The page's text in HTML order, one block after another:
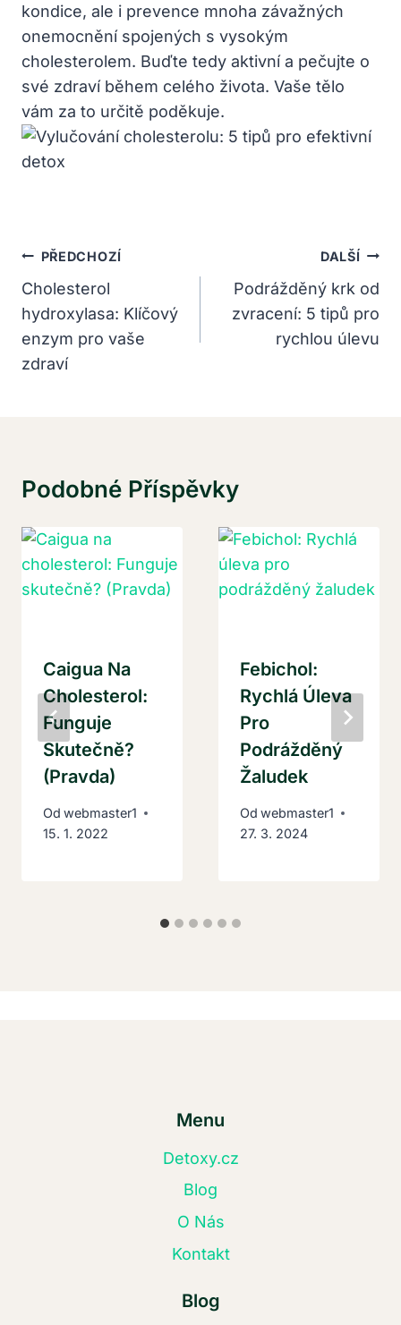
kondice, ale i prevence mnoha závažných
onemocnění spojených s vysokým
cholesterolem. Buďte tedy aktivní a pečujte o
své zdraví během celého života. Vaše tělo
vám za to určitě poděkuje.
Navigace
Pro
Příspěvek
PŘEDCHOZÍ
Cholesterol
hydroxylasa: Klíčový
enzym pro vaše
zdraví
DALŠÍ
Podrážděný krk od
zvracení: 5 tipů pro
rychlou úlevu
Podobné Příspěvky
Caigua Na
Cholesterol:
Funguje
Skutečně?
(Pravda)
Od webmaster1
15. 1. 2022
Febichol:
Rychlá Úleva
Pro
Podrážděný
Žaludek
Od webmaster1
27. 3. 2024
Menu
Detoxy.cz
Blog
O Nás
Kontakt
Blog